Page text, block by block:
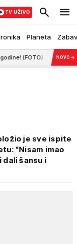
Planeta
TV UŽIVO
14:26 Svi gaNOVO →
je sve ispite
"Nisam imao
šansu i